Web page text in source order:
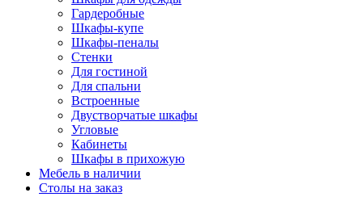
Гардеробные
Шкафы-купе
Шкафы-пеналы
Стенки
Для гостиной
Для спальни
Встроенные
Двустворчатые шкафы
Угловые
Кабинеты
Шкафы в прихожую
Мебель в наличии
Столы на заказ